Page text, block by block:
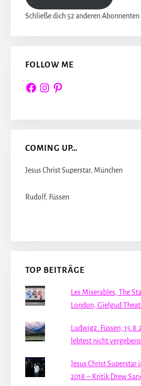
Schließe dich 52 anderen Abonnenten
FOLLOW ME
FacebookInstagram
Pinterest
COMING UP…
Jesus Christ Superstar, München
Rudolf, Füssen
TOP BEITRÄGE
Les Miserables, The
London, Gielgud
Ludwig2. Füssen,
lebtest nicht vergebens
Jesus Christ Superstar
2018 – Kritik Drew